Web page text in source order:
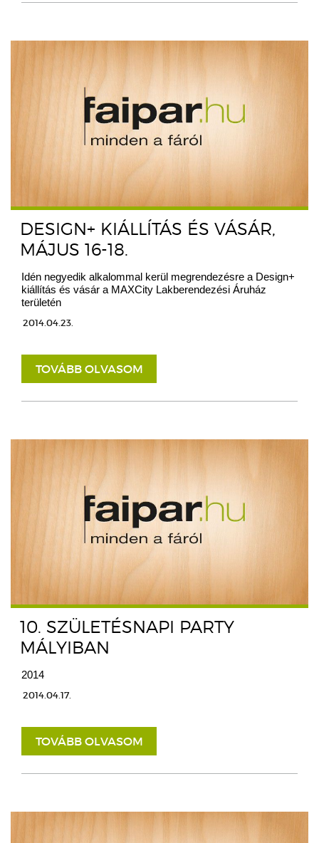
DESIGN+ KIÁLLÍTÁS ÉS VÁSÁR,
MÁJUS 16-18.
Idén negyedik alkalommal kerül megrendezésre a Design+
kiállítás és vásár a MAXCity Lakberendezési Áruház
területén
2014.04.23.
TOVÁBB OLVASOM
10. SZÜLETÉSNAPI PARTY
MÁLYIBAN
2014
2014.04.17.
TOVÁBB OLVASOM